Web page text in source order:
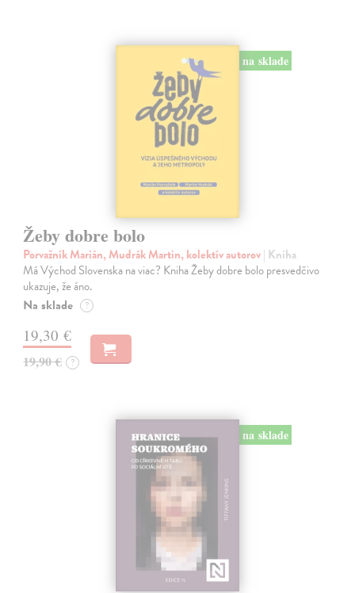
na sklade
Žeby dobre bolo
Porvažník Marián, Mudrák Martin, kolektív autorov| Kniha
Má Východ Slovenska na viac? Kniha Žeby dobre bolo presvedčivo
ukazuje, že áno.
Na sklade ?
19,30 €
19,90 € ?
na sklade